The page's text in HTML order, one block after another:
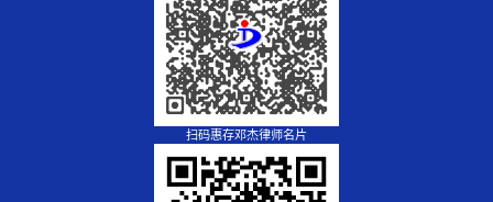
扫码惠存邓杰律师名片